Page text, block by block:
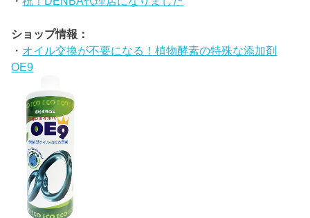
ショップ情報：
・ オイル交換が不要になる！植物酵素の特殊な添加剤
OE9